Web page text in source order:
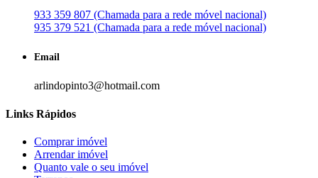
933 359 807 (Chamada para a rede móvel nacional)
935 379 521 (Chamada para a rede móvel nacional)
Email
arlindopinto3@hotmail.com
Links Rápidos
Comprar imóvel
Arrendar imóvel
Quanto vale o seu imóvel